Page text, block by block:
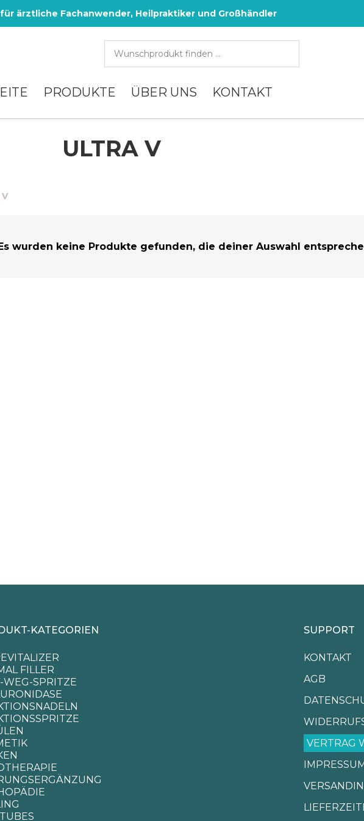
ärztliche Fachanwender, Heilpraktiker und Großhändler
PRODUKTE ÜBER UNS KONTAKT
ULTRA V
wurden keine Produkte gefunden, die deiner Auswahl
KATEGORIEN
FILLER
WEG-SPRITZE
SUPPORT
KONTAKT
AGB
VERTRAG